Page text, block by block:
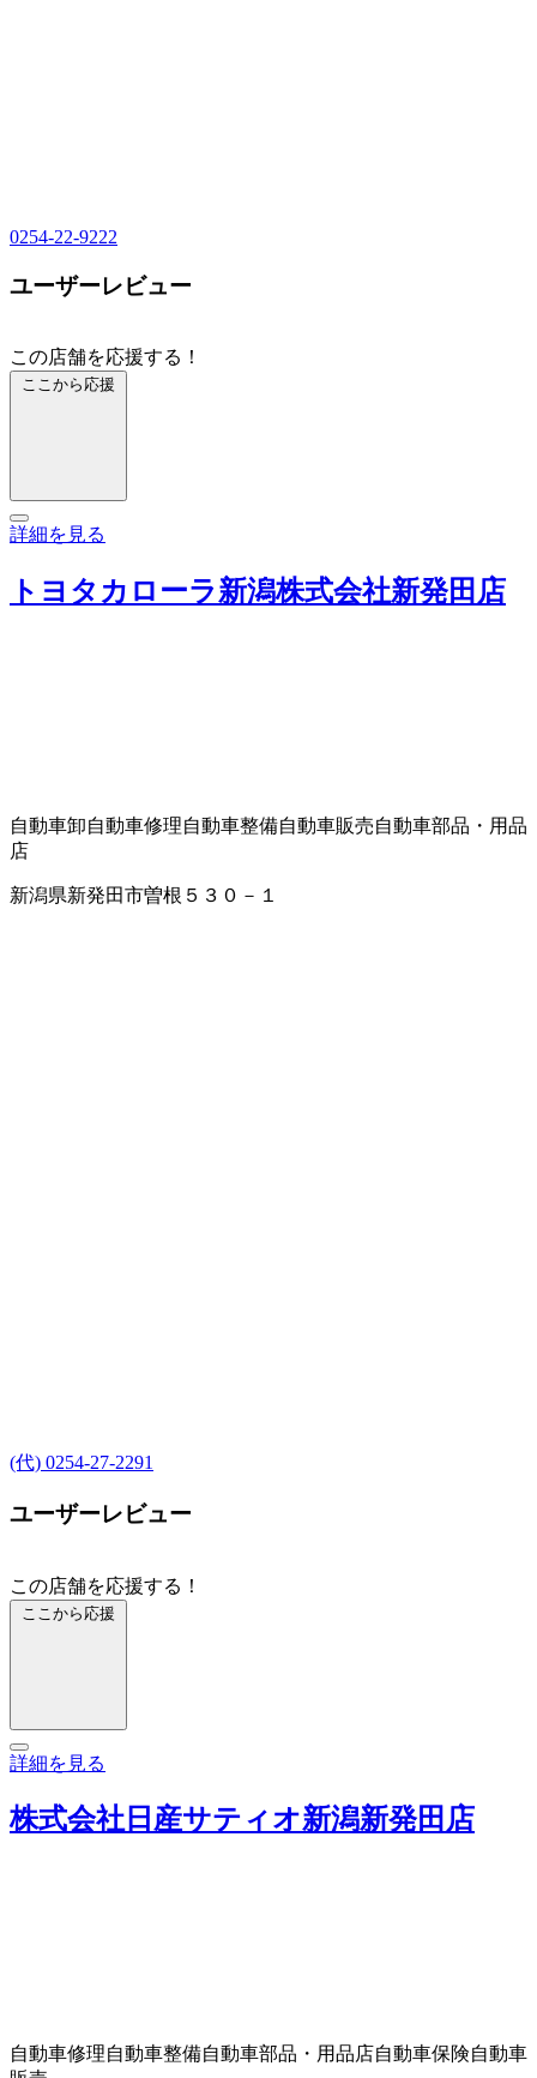
0254-22-9222
ユーザーレビュー
この店舗を応援する！
ここから応援
詳細を見る
トヨタカローラ新潟株式会社新発田店
自動車卸自動車修理自動車整備自動車販売自動車部品・用品
店
新潟県新発田市曽根５３０－１
(代) 0254-27-2291
ユーザーレビュー
この店舗を応援する！
ここから応援
詳細を見る
株式会社日産サティオ新潟新発田店
自動車修理自動車整備自動車部品・用品店自動車保険自動車